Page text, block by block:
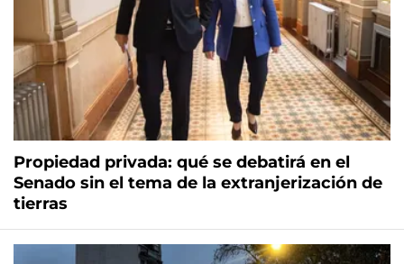
Propiedad privada: qué se debatirá en el
Senado sin el tema de la extranjerización de
tierras